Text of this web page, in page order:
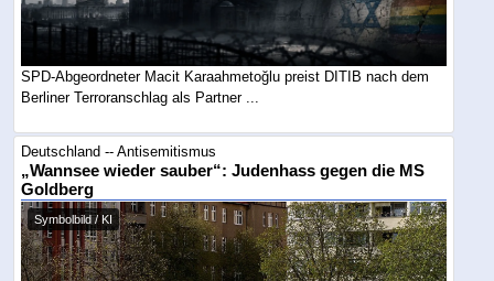
SPD-Abgeordneter Macit Karaahmetoğlu preist DITIB nach dem
Berliner Terroranschlag als Partner ...
Deutschland -- Antisemitismus
„Wannsee wieder sauber“: Judenhass gegen die MS
Goldberg
Symbolbild / KI